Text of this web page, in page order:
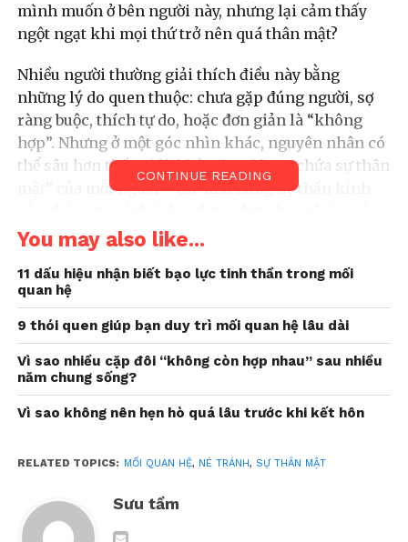
mình muốn ở bên người này, nhưng lại cảm thấy
ngột ngạt khi mọi thứ trở nên quá thân mật?
Nhiều người thường giải thích điều này bằng
những lý do quen thuộc: chưa gặp đúng người, sợ
ràng buộc, thích tự do, hoặc đơn giản là “không
hợp”. Nhưng ở một góc nhìn khác, nguyên nhân có
thể sâu hơn thế. Đó là khả năng “dung chứa sự thân
mật” của mỗi người – tức khả năng hệ thần kinh
gũi trước khi bắt đầu cảm thấy quá tải.
Sự thân mật vừa hấp dẫn vừa
gây sợ hãi
Chúng ta thường nghĩ rằng nếusự thân mật đem
lại cảm giác dễ chịuthì con người sẽ tự nhiên tiến
về phía nó. Nhưng thực tế không phải lúc nào cũng
vậy. Với nhiều người, sự gần gũi vừa mang tính
một cánh cửa mở ra hai cảm xúc cùng lúc: khao
khát được kết nối và nỗi sợ bị tổn thương.
Bạn có thể từng trải qua cảm giác này: khi mới
CONTINUE READING
You may also like...
11 dấu hiệu nhận biết bạo lực tinh thần trong mối
quan hệ
9 thói quen giúp bạn duy trì mối quan hệ lâu dài
Vì sao nhiều cặp đôi “không còn hợp nhau” sau nhiều
năm chung sống?
Vì sao không nên hẹn hò quá lâu trước khi kết hôn
RELATED TOPICS: MỐI QUAN HỆ, NÉ TRÁNH, SỰ THÂN MẬT
Sưu tầm